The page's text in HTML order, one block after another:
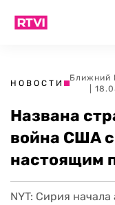
НОВОСТИ
Ближний
|
Названа
война США
настоящим
NYT: Сирия